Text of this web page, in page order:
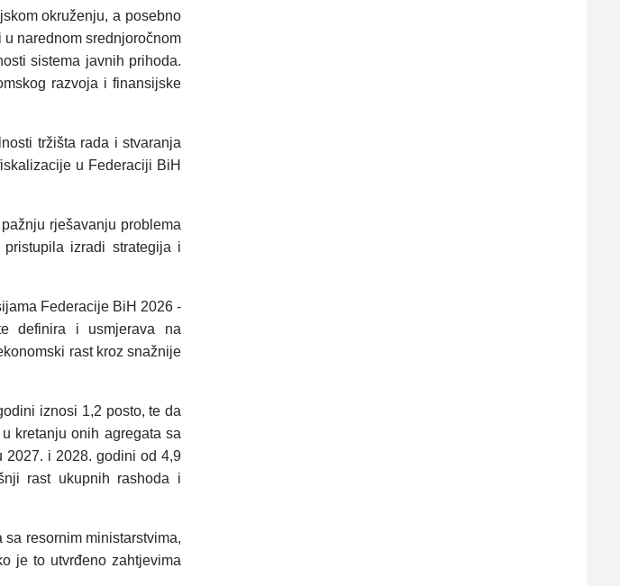
okruženju, a posebno
narednom srednjoročnom
sistema javnih prihoda.
razvoja i finansijske
tržišta rada i stvaranja
u Federaciji BiH
rješavanju problema
izradi strategija i
Federacije BiH 2026 -
definira i usmjerava na
rast kroz snažnije
iznosi 1,2 posto, te da
kretanju onih agregata sa
2027. i 2028. godini od 4,9
rast ukupnih rashoda i
resornim ministarstvima,
je to utvrđeno zahtjevima